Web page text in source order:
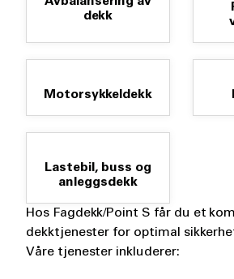
dekk
Motorsykkeldekk
Lastebil, buss og
anleggsdekk
Hos Fagdekk/Point S får du et
dekktjenester for optimal
Våre tjenester inkluderer: